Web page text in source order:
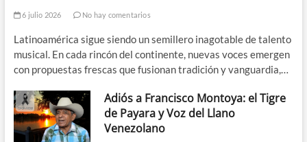
6 julio 2026 No hay comentarios
Latinoamérica sigue siendo un semillero inagotable de talento
musical. En cada rincón del continente, nuevas voces emergen
con propuestas frescas que fusionan tradición y vanguardia,…
Adiós a Francisco Montoya: el Tigre
de Payara y Voz del Llano
Venezolano